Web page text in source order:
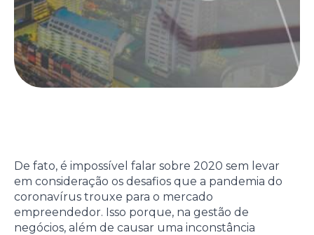
De fato, é impossível falar sobre 2020 sem levar
em consideração os desafios que a pandemia do
coronavírus trouxe para o mercado
empreendedor. Isso porque, na gestão de
negócios, além de causar uma inconstância